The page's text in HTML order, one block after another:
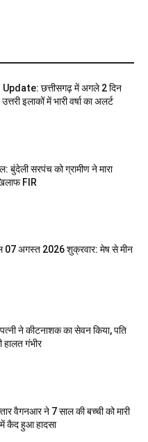
छत्तीसगढ़ में अगले 2 दिन
इलाकों में भारी वर्षा का अलर्ट
बुंदेली सरपंच को ग्रामीण ने मारा
FIR
07 अगस्त 2026 शुक्रवार: मेष से मीन
ने कीटनाशक का सेवन किया, पति
हालत गंभीर
वैगनआर ने 7 साल की बच्ची को मारी
कैद हुआ हादसा